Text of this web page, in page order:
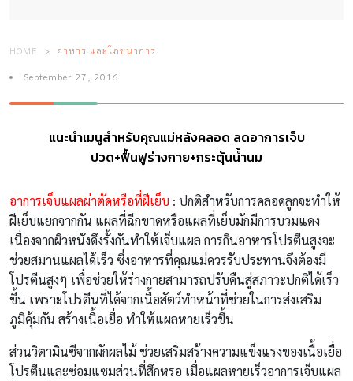
HOME อาหาร และโภชนาการ
September 27, 2016
แนะนำเมนูสำหรับคุณแม่หลังคลอด ลดอาการเจ็บ
ปวด+ฟื้นฟูร่างกาย+กระตุ้นน้ำนม
อาการเจ็บแผลผ่าตัดหรือที่ฝีเย็บ : ปกติสำหรับการคลอดลูกจะทำให้
ฝีเย็บแยกจากกัน แผลที่ฉีกขาดหรือแผลที่เย็บมักมีการบวมแดง
เนื่องจากผิวหนังดึงรั้งกันทำให้เจ็บแผล การกินอาหารโปรตีนสูงจะ
ช่วยสมานแผลได้เร็ว ซึ่งอาหารที่คุณแม่ควรรับประทานจึงต้องมี
โปรตีนสูงๆ เพื่อช่วยให้ร่างกายสามารถปรับคืนสู่สภาวะปกติได้เร็ว
ขึ้น เพราะโปรตีนที่ได้จากเนื้อสัตว์ทำหน้าที่ช่วยในการส่งเสริม
ภูมิคุ้มกัน สร้างเนื้อเยื่อ ทำให้แผลหายเร็วขึ้น
ส่วนวิตามินซีจากผักผลไม้ ช่วยเสริมสร้างความแข็งแรงของเนื้อเยื่อ
โปรตีนและซ่อมแซมส่วนที่สึกหรอ เมื่อแผลหายเร็วอาการเจ็บแผล